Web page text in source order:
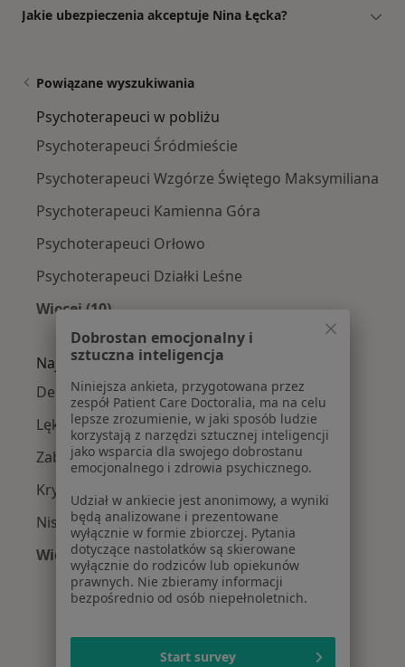
Jakie ubezpieczenia akceptuje Nina Łęcka?
Powiązane wyszukiwania
Psychoterapeuci w pobliżu
Psychoterapeuci Śródmieście
Psychoterapeuci Wzgórze Świętego Maksymiliana
Psychoterapeuci Kamienna Góra
Psychoterapeuci Orłowo
Psychoterapeuci Działki Leśne
Więcej (10)
Więcej w kategorii: Psychoterapeuci w pobliżu
Najczęście leczone choroby
Depresja w Gdyni
Lęki w Gdyni
Zaburzenia lękowe w Gdyni
Kryzys emocjonalny w Gdyni
Niskie poczucie własnej wartości w Gdyni
Więcej (15)
Więcej w kategorii: Najczęście leczone
Dobrostan emocjonalny i
sztuczna inteligencja
Niniejsza ankieta, przygotowana przez
zespół Patient Care Doctoralia, ma na celu
lepsze zrozumienie, w jaki sposób ludzie
korzystają z narzędzi sztucznej inteligencji
jako wsparcia dla swojego dobrostanu
emocjonalnego i zdrowia psychicznego.
Udział w ankiecie jest anonimowy, a wyniki
będą analizowane i prezentowane
wyłącznie w formie zbiorczej. Pytania
dotyczące nastolatków są skierowane
wyłącznie do rodziców lub opiekunów
prawnych. Nie zbieramy informacji
bezpośrednio od osób niepełnoletnich.
Start survey